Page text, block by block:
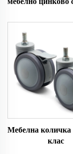
Мебелна количка
клас